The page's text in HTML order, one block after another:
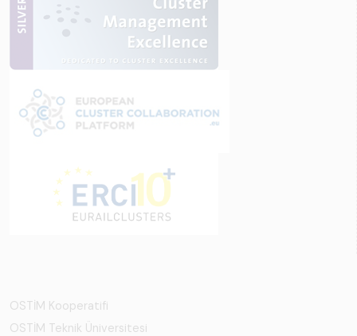
OSTİM Kooperatifi
OSTİM Teknik Üniversitesi